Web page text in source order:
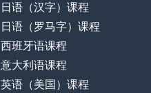
日语（汉字）课程
日语（罗马字）课程
西班牙语课程
意大利语课程
英语（美国）课程